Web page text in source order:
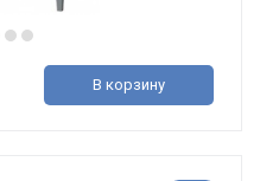
В корзину